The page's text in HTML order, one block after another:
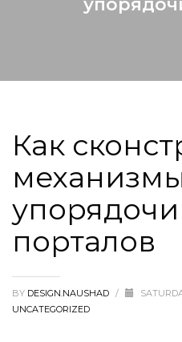
Как
порталов
BY DESIGN.NAUSHAD /
UNCATEGORIZED